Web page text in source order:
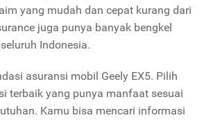
yang mudah dan cepat kurang dari
juga punya banyak bengkel
Indonesia.
asuransi mobil Geely EX5. Pilih
terbaik yang punya manfaat sesuai
Kamu bisa mencari informasi